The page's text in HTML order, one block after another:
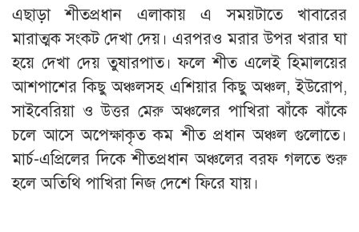
এছাড়া শীতপ্রধান এলাকায় এ সময়টাতে খাবারের
মারাত্মক সংকট দেখা দেয়। এরপরও মরার উপর খরার ঘা
হয়ে দেখা দেয় তুষারপাত। ফলে শীত এলেই হিমালয়ের
আশপাশের কিছু অঞ্চলসহ এশিয়ার কিছু অঞ্চল, ইউরোপ,
সাইবেরিয়া ও উত্তর মেরু অঞ্চলের পাখিরা ঝাঁকে ঝাঁকে
চলে আসে অপেক্ষাকৃত কম শীত প্রধান অঞ্চল গুলোতে।
মার্চ-এপ্রিলের দিকে শীতপ্রধান অঞ্চলের বরফ গলতে শুরু
হলে অতিথি পাখিরা নিজ দেশে ফিরে যায়।